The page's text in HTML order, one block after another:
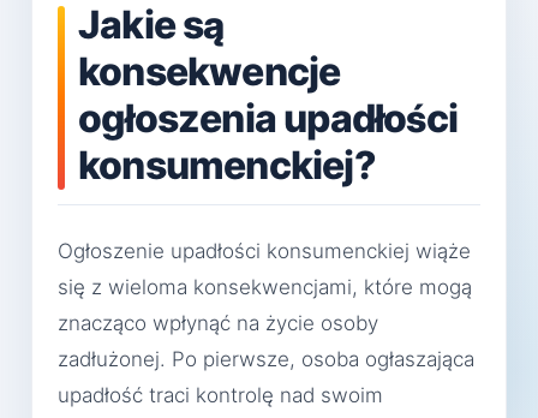
Jakie są
konsekwencje
ogłoszenia upadłości
konsumenckiej?
Ogłoszenie upadłości konsumenckiej wiąże
się z wieloma konsekwencjami, które mogą
znacząco wpłynąć na życie osoby
zadłużonej. Po pierwsze, osoba ogłaszająca
upadłość traci kontrolę nad swoim